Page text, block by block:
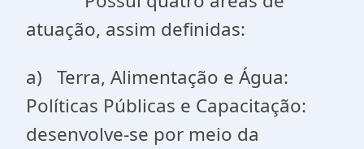
atuação, assim definidas:
a) Terra, Alimentação e Água:
Políticas Públicas e Capacitação:
desenvolve-se por meio da